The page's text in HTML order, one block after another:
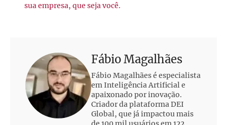
sua empresa, que seja você.
Fábio Magalhães
Fábio Magalhães é especialista
em Inteligência Artificial e
apaixonado por inovação.
Criador da plataforma DEI
Global, que já impactou mais